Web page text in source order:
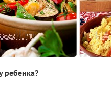
ребенка?